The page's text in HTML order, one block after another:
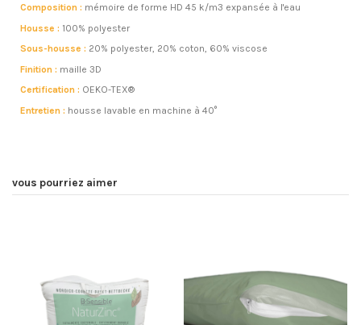
Composition : mémoire de forme HD 45 k/m3 expansée à l'eau
Housse : 100% polyester
Sous-housse : 20% polyester, 20% coton, 60% viscose
Finition : maille 3D
Certification : OEKO-TEX®
Entretien : housse lavable en machine à 40°
vous pourriez aimer